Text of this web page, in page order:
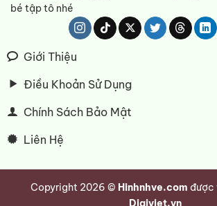
bé tập tô nhé
Giới Thiệu
Điều Khoản Sử Dụng
Chính Sách Bảo Mật
Liên Hệ
Copyright 2026 © Hinhnhve.com được
Digiviet.vn